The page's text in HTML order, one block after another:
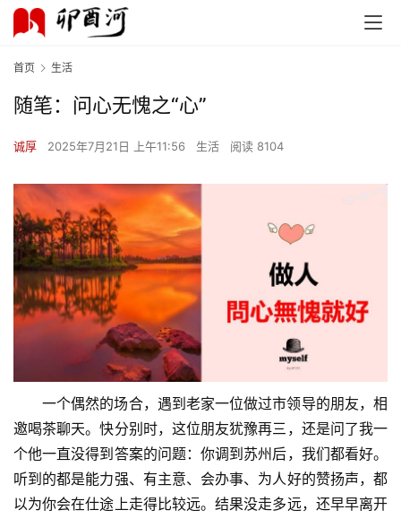
首页 生活
随笔：问心无愧之“心”
诚厚 2025年7月21日 上午11:56 生活 阅读 8104
一个偶然的场合，遇到老家一位做过市领导的朋友，相
邀喝茶聊天。快分别时，这位朋友犹豫再三，还是问了我一
个他一直没得到答案的问题：你调到苏州后，我们都看好。
听到的都是能力强、有主意、会办事、为人好的赞扬声，都
以为你会在仕途上走得比较远。结果没走多远，还早早离开